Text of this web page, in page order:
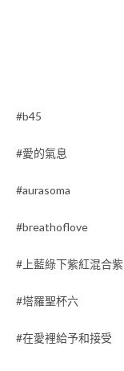
#b45
#愛的氣息
#aurasoma
#breathoflove
#上藍綠下紫紅混合紫
#塔羅聖杯六
#在愛裡給予和接受